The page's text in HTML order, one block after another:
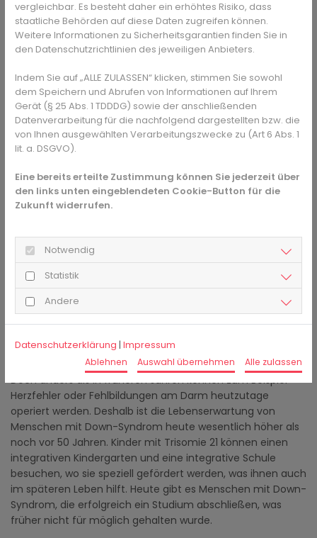
Sie haben Fragen zum Thema Alt werden mit
Trisomie 21? Gesundheits-Experten und -
gerne. Hier gelangen Sie zur Expertensuche.
Weitere gesundheitliche Probleme
was die Menschen mit Down-Syndrom anfälliger für
Infektionen macht. Hier sind vor allem die Atemwege
betroffen. Vor allem Kinder leiden deshalb oft unter
Außerdem können Menschen mit Down-Syndrom häufiger
als andere Menschen unter einer Schlafapnoe,
epileptischen Anfällen oder Autoimmunerkrankungen wie
Diabetes Typ 1, Zöliakie oder Schilddrüsenerkrankungen
leiden. Auch das Leukämie-Risiko ist erhöht.
Lebenserwartung heute deutlich
höher
Doch anders als in früheren Jahren können zum Beispiel
Herzfehler oder Fehlbildungen am Darm heutzutage
operiert werden. Deshalb ist die Lebenserwartung von
Menschen mit Down-Syndrom heute wesentlich höher als
noch vor 50 Jahren. Kinder mit Trisomie 21 können einen
integrativen Kindergarten und eine integrative Schule
besuchen, wo sie speziell gefördert werden, was ihnen auch
im späteren Leben hilft. Heute gibt es Menschen mit Down-
Syndrom, die erfolgreich ein Studium abschließen, was
früher nicht für möglich gehalten wurde.
vergleichbar. Es besteht daher ein erhöhtes Risiko, dass
staatliche Behörden auf diese Daten zugreifen können.
Weitere Informationen zu Sicherheitsgarantien finden Sie in
den Datenschutzrichtlinien des jeweiligen Anbieters.
Indem Sie auf „ALLE ZULASSEN“ klicken, stimmen Sie sowohl
dem Speichern und Abrufen von Informationen auf Ihrem
Gerät (§ 25 Abs. 1 TDDDG) sowie der anschließenden
Datenverarbeitung für die nachfolgend dargestellten bzw. die
von Ihnen ausgewählten Verarbeitungszwecke zu (Art 6 Abs. 1
lit. a. DSGVO).
Eine bereits erteilte Zustimmung können Sie jederzeit über
den links unten eingeblendeten Cookie-Button für die
Zukunft widerrufen.
Notwendig
Statistik
Andere
Datenschutzerklärung | Impressum
Ablehnen Auswahl übernehmen Alle zulassen